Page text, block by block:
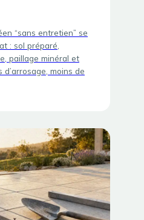
“sans entretien” se
: sol préparé,
paillage minéral et
moins de